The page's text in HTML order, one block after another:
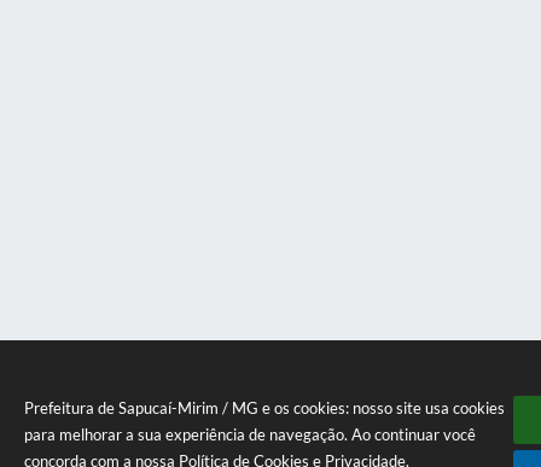
Prefeitura de Sapucaí-Mirim / MG e os cookies: nosso site usa cookies
para melhorar a sua experiência de navegação. Ao continuar você
concorda com a nossa Política de Cookies e Privacidade.